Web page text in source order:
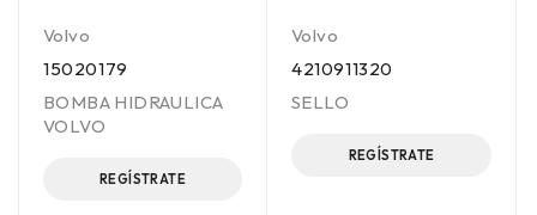
Volvo
15020179
BOMBA HIDRAULICA
VOLVO
REGÍSTRATE
Volvo
4210911320
SELLO
REGÍSTRATE